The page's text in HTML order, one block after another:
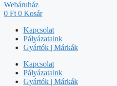
Webáruház
0 Ft 0 Kosár
Kapcsolat
Pályázataink
Gyártók | Márkák
Kapcsolat
Pályázataink
Gyártók | Márkák